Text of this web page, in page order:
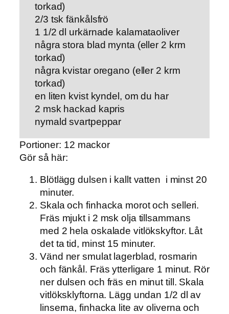
torkad)
2/3 tsk fänkålsfrö
1 1/2 dl urkärnade kalamataoliver
några stora blad mynta (eller 2 krm
torkad)
några kvistar oregano (eller 2 krm
torkad)
en liten kvist kyndel, om du har
2 msk hackad kapris
nymald svartpeppar
Portioner: 12 mackor
Gör så här:
Blötlägg dulsen i kallt vatten i minst 20
minuter.
Skala och finhacka morot och selleri.
Fräs mjukt i 2 msk olja tillsammans
med 2 hela oskalade vitlökskyftor. Låt
det ta tid, minst 15 minuter.
Vänd ner smulat lagerblad, rosmarin
och fänkål. Fräs ytterligare 1 minut. Rör
ner dulsen och fräs en minut till. Skala
vitlöksklyftorna. Lägg undan 1/2 dl av
linserna, finhacka lite av oliverna och